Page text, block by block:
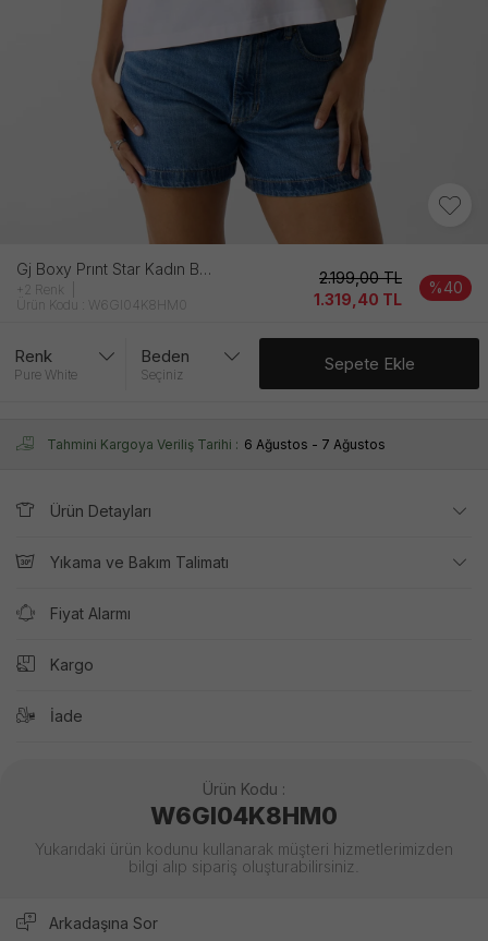
Gj Boxy Prınt Star Kadın Beyaz Ti̇şört
+2 Renk
Ürün Kodu : W6GI04K8HM0
2.199,00TL
1.319,40 TL
%40
Renk
Pure White
Beden
Seçiniz
Sepete Ekle
Tahmini Kargoya Veriliş Tarihi : 6 Ağustos - 7 Ağustos
Ürün Detayları
Yıkama ve Bakım Talimatı
Fiyat Alarmı
Kargo
İade
Ürün Kodu :
W6GI04K8HM0
Yukarıdaki ürün kodunu kullanarak müşteri hizmetlerimizden
bilgi alıp sipariş oluşturabilirsiniz.
Arkadaşına Sor